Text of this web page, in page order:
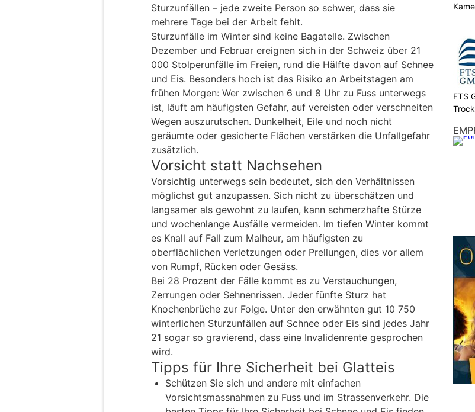
Sturzunfällen – jede zweite Person so schwer, dass sie
mehrere Tage bei der Arbeit fehlt.
Sturzunfälle im Winter sind keine Bagatelle. Zwischen
Dezember und Februar ereignen sich in der Schweiz über 21
000 Stolperunfälle im Freien, rund die Hälfte davon auf Schnee
und Eis. Besonders hoch ist das Risiko an Arbeitstagen am
frühen Morgen: Wer zwischen 6 und 8 Uhr zu Fuss unterwegs
ist, läuft am häufigsten Gefahr, auf vereisten oder verschneiten
Wegen auszurutschen. Dunkelheit, Eile und noch nicht
geräumte oder gesicherte Flächen verstärken die Unfallgefahr
zusätzlich.
Vorsicht statt Nachsehen
Vorsichtig unterwegs sein bedeutet, sich den Verhältnissen
möglichst gut anzupassen. Sich nicht zu überschätzen und
langsamer als gewohnt zu laufen, kann schmerzhafte Stürze
und wochenlange Ausfälle vermeiden. Im tiefen Winter kommt
es Knall auf Fall zum Malheur, am häufigsten zu
oberflächlichen Verletzungen oder Prellungen, dies vor allem
von Rumpf, Rücken oder Gesäss.
Bei 28 Prozent der Fälle kommt es zu Verstauchungen,
Zerrungen oder Sehnenrissen. Jeder fünfte Sturz hat
Knochenbrüche zur Folge. Unter den erwähnten gut 10 750
winterlichen Sturzunfällen auf Schnee oder Eis sind jedes Jahr
21 sogar so gravierend, dass eine Invalidenrente gesprochen
wird.
Tipps für Ihre Sicherheit bei Glatteis
Schützen Sie sich und andere mit einfachen
Vorsichtsmassnahmen zu Fuss und im Strassenverkehr. Die
FTS